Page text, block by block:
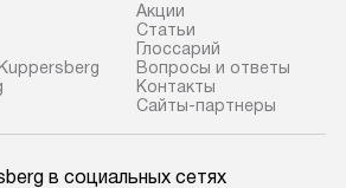
Акции
Cтатьи
Глоссарий
Вопросы и ответы
Контакты
Сайты-партнеры
в социальных сетях